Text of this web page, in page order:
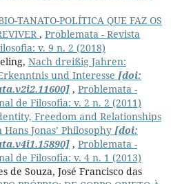
TANATO-POLÍTICA QUE FAZ OS
, Problemata - Revista
v. 9 n. 2 (2018)
Nach dreißig Jahren:
und Interesse [doi:
, Problemata -
de Filosofia: v. 2 n. 2 (2011)
Freedom and Relationships
Jonas’ Philosophy [doi:
, Problemata -
de Filosofia: v. 4 n. 1 (2013)
de Souza, José Francisco das